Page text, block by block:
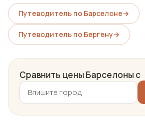
Путеводитель по Барселоне→
Путеводитель по Бергену→
Сравнить цены Барселоны с